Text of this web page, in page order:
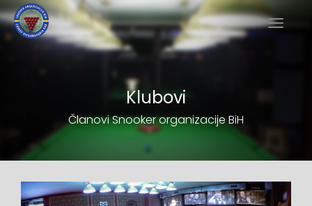
Klubovi
Članovi Snooker organizacije BiH